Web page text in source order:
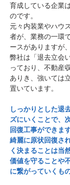
育成している企業
のです。
元々内装業やハウ
者が、業務の一環
ースがありますが、
弊社は「退去立会
っており、不動産
ありき、強いては
置いています。
しっかりとした退
ズにいくことで、
回復工事ができます
綺麗に原状回復さ
く決まることは当
価値を守ることや
に繋がっていくも